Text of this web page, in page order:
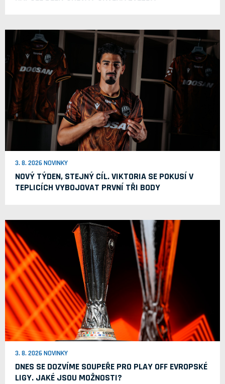
3. 8. 2026 NOVINKY
NOVÝ TÝDEN, STEJNÝ CÍL. VIKTORIA SE POKUSÍ V
TEPLICÍCH VYBOJOVAT PRVNÍ TŘI BODY
3. 8. 2026 NOVINKY
DNES SE DOZVÍME SOUPEŘE PRO PLAY OFF EVROPSKÉ
LIGY. JAKÉ JSOU MOŽNOSTI?